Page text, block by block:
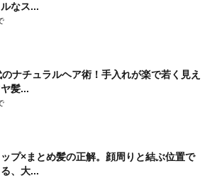
なス...
ナチュラルヘア術！手入れが楽で若く見え
髪...
プ×まとめ髪の正解。顔周りと結ぶ位置で
、大...